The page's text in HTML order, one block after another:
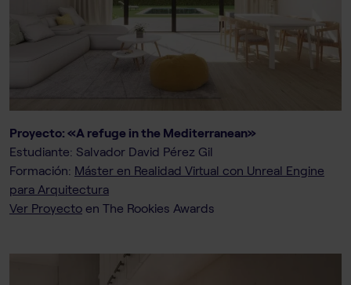
Proyecto: «A refuge in the Mediterranean»
Estudiante: Salvador David Pérez Gil
Formación: Máster en Realidad Virtual con Unreal Engine
para Arquitectura
Ver Proyecto en The Rookies Awards